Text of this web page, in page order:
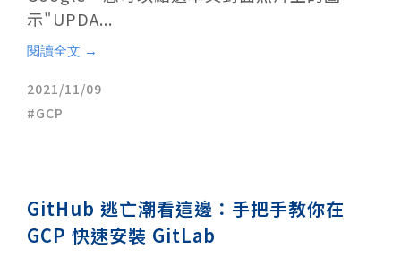
示"UPDA...
閱讀全文 →
2021/11/09
GCP
GitHub 逃亡潮看這邊：手把手教你在
GCP 快速安裝 GitLab